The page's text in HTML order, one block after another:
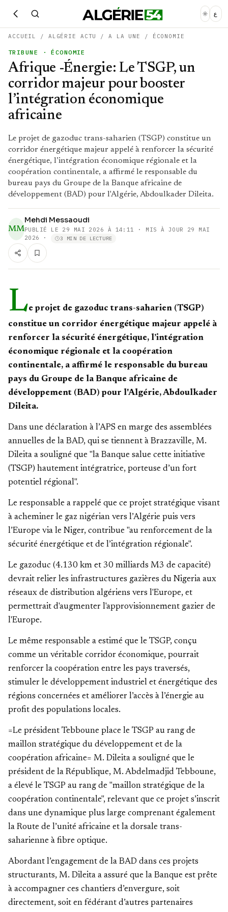
ع
ACCUEIL / ALGÉRIE ACTU /A LA UNE / ÉCONOMIE
TRIBUNE · ÉCONOMIE
Afrique -Énergie: Le TSGP, un
corridor majeur pour booster
l’intégration économique
africaine
Le projet de gazoduc trans-saharien (TSGP) constitue un
corridor énergétique majeur appelé à renforcer la sécurité
énergétique, l’intégration économique régionale et la
coopération continentale, a affirmé le responsable du
bureau pays du Groupe de la Banque africaine de
développement (BAD) pour l'Algérie, Abdoulkader Dileita.
MM
Mehdi Messaoudi
PUBLIÉ LE 29 MAI 2026 À 14:11
· MIS À JOUR 29 MAI
2026
· 3 MIN DE LECTURE
Le projet de gazoduc trans-saharien (TSGP)
constitue un corridor énergétique majeur appelé à
renforcer la sécurité énergétique, l’intégration
économique régionale et la coopération
continentale, a affirmé le responsable du bureau
pays du Groupe de la Banque africaine de
développement (BAD) pour l'Algérie, Abdoulkader
Dileita.
Dans une déclaration à l’APS en marge des assemblées
annuelles de la BAD, qui se tiennent à Brazzaville, M.
Dileita a souligné que "la Banque salue cette initiative
(TSGP) hautement intégratrice, porteuse d’un fort
potentiel régional".
Le responsable a rappelé que ce projet stratégique visant
à acheminer le gaz nigérian vers l’Algérie puis vers
l’Europe via le Niger, contribue "au renforcement de la
sécurité énergétique et de l’intégration régionale".
Le gazoduc (4.130 km et 30 milliards M3 de capacité)
devrait relier les infrastructures gazières du Nigeria aux
réseaux de distribution algériens vers l'Europe, et
permettrait d'augmenter l'approvisionnement gazier de
l'Europe.
Le même responsable a estimé que le TSGP, conçu
comme un véritable corridor économique, pourrait
renforcer la coopération entre les pays traversés,
stimuler le développement industriel et énergétique des
régions concernées et améliorer l’accès à l’énergie au
profit des populations locales.
=Le président Tebboune place le TSGP au rang de
maillon stratégique du développement et de la
coopération africaine= M. Dileita a souligné que le
président de la République, M. Abdelmadjid Tebboune,
a élevé le TSGP au rang de "maillon stratégique de la
coopération continentale", relevant que ce projet s’inscrit
dans une dynamique plus large comprenant également
la Route de l’unité africaine et la dorsale trans-
saharienne à fibre optique.
Abordant l’engagement de la BAD dans ces projets
structurants, M. Dileita a assuré que la Banque est prête
à accompagner ces chantiers d’envergure, soit
directement, soit en fédérant d’autres partenaires